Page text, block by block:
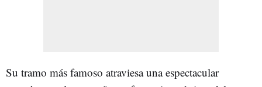
Su tramo más famoso atraviesa una espectacular